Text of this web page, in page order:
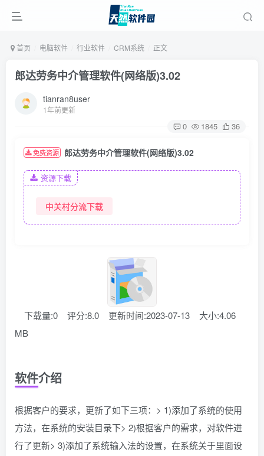
首页 电脑软件 行业软件 CRM系统 正文
郎达劳务中介管理软件(网络版)3.02
tianran8user
1年前更新
0 1845 36
免费资源 郎达劳务中介管理软件(网络版)3.02
资源下载
中关村分流下载
下载量:0 评分:8.0 更新时间:2023-07-13
大小:4.06
MB
软件介绍
根据客户的要求，更新了如下三项：> 1)添加了系统的使用
方法，在系统的安装目录下> 2)根据客户的需求，对软件进
行了更新> 3)添加了系统输入法的设置，在系统关于里面设